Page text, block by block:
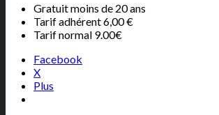
Gratuit moins de 20 ans
Tarif adhérent 6,00 €
Tarif normal 9.00€
Facebook
X
Plus